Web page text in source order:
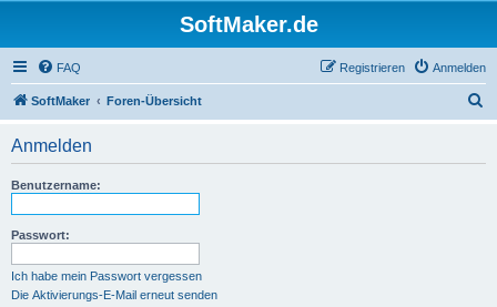
SoftMaker.de
FAQ Anmelden
Registrieren
SoftMaker Foren-Übersicht
Anmelden
Benutzername:
Passwort:
Ich habe mein Passwort vergessen
Die Aktivierungs-E-Mail erneut senden